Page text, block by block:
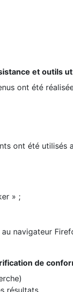
et outils
ont été
ont été utilisés
» ;
navigateur
de
résultats